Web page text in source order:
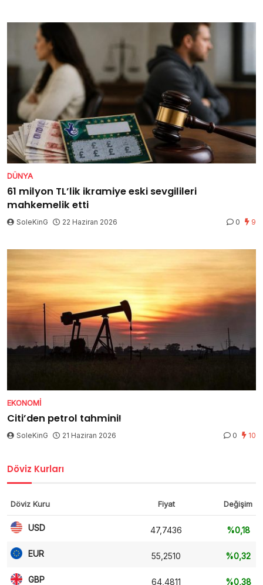
DÜNYA
61 milyon TL’lik ikramiye eski sevgilileri
mahkemelik etti
SoleKinG 22 Haziran 2026 0 9
EKONOMI
Citi’den petrol tahmini!
SoleKinG 21 Haziran 2026 0 10
Döviz Kurları
Döviz Kuru Fiyat Değişim
USD 47,7436 %0,18
EUR 55,2510 %0,32
GBP 64,4811 %0,38